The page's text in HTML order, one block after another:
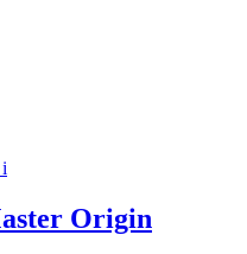
i
Origin